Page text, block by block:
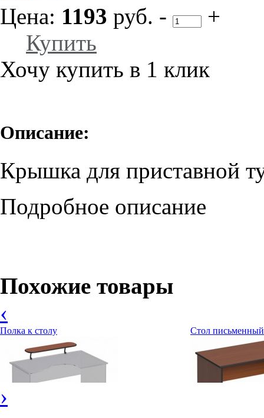
Цена: 1193 руб. -
+
Купить
Хочу купить в 1 клик
Описание:
Крышка для приставной
Подробное описание
Похожие товары
‹
Полка к столу Стол
›